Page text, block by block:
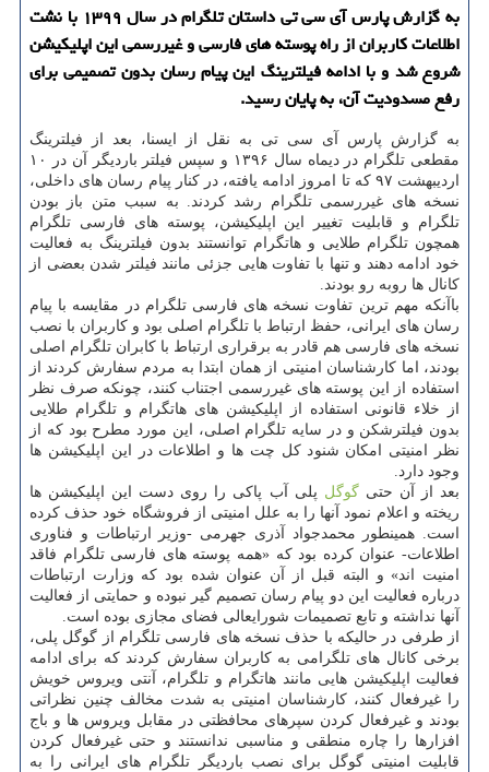
به گزارش پارس آی سی تی داستان تلگرام در سال ۱۳۹۹ با نشت
اطلاعات کاربران از راه پوسته های فارسی و غیررسمی این اپلیکیشن
شروع شد و با ادامه فیلترینگ این پیام رسان بدون تصمیمی برای
رفع مسدودیت آن، به پایان رسید.
به گزارش پارس آی سی تی به نقل از ایسنا، بعد از فیلترینگ
مقطعی تلگرام در دیماه سال ۱۳۹۶ و سپس فیلتر باردیگر آن در ۱۰
اردیبهشت ۹۷ که تا امروز ادامه یافته، در کنار پیام رسان های داخلی،
نسخه های غیررسمی تلگرام رشد کردند. به سبب متن باز بودن
تلگرام و قابلیت تغییر این اپلیکیشن، پوسته های فارسی تلگرام
همچون تلگرام طلایی و هاتگرام توانستند بدون فیلترینگ به فعالیت
خود ادامه دهند و تنها با تفاوت هایی جزئی مانند فیلتر شدن بعضی از
کانال ها روبه رو بودند.
باآنکه مهم ترین تفاوت نسخه های فارسی تلگرام در مقایسه با پیام
رسان های ایرانی، حفظ ارتباط با تلگرام اصلی بود و کاربران با نصب
نسخه های فارسی هم قادر به برقراری ارتباط با کابران تلگرام اصلی
بودند، اما کارشناسان امنیتی از همان ابتدا به مردم سفارش کردند از
استفاده از این پوسته های غیررسمی اجتناب کنند، چونکه صرف نظر
از خلاء قانونی استفاده از اپلیکیشن های هاتگرام و تلگرام طلایی
بدون فیلترشکن و در سایه تلگرام اصلی، این مورد مطرح بود که از
نظر امنیتی امکان شنود کل چت ها و اطلاعات در این اپلیکیشن ها
وجود دارد.
بعد از آن حتیگوگل پلی آب پاکی را روی دست این اپلیکیشن ها
ریخته و اعلام نمود آنها را به علل امنیتی از فروشگاه خود حذف کرده
است. همینطور محمدجواد آذری جهرمی -وزیر ارتباطات و فناوری
اطلاعات- عنوان کرده بود که «همه پوسته های فارسی تلگرام فاقد
امنیت اند» و البته قبل از آن عنوان شده بود که وزارت ارتباطات
درباره فعالیت این دو پیام رسان تصمیم گیر نبوده و حمایتی از فعالیت
آنها نداشته و تابع تصمیمات شورایعالی فضای مجازی بوده است.
از طرفی در حالیکه با حذف نسخه های فارسی تلگرام از گوگل پلی،
برخی کانال های تلگرامی به کاربران سفارش کردند که برای ادامه
فعالیت اپلیکیشن هایی مانند هاتگرام و تلگرام، آنتی ویروس خویش
را غیرفعال کنند، کارشناسان امنیتی به شدت مخالف چنین نظراتی
بودند و غیرفعال کردن سپرهای محافظتی در مقابل ویروس ها و باج
افزارها را چاره منطقی و مناسبی ندانستند و حتی غیرفعال کردن
قابلیت امنیتی گوگل برای نصب باردیگر تلگرام های ایرانی را به